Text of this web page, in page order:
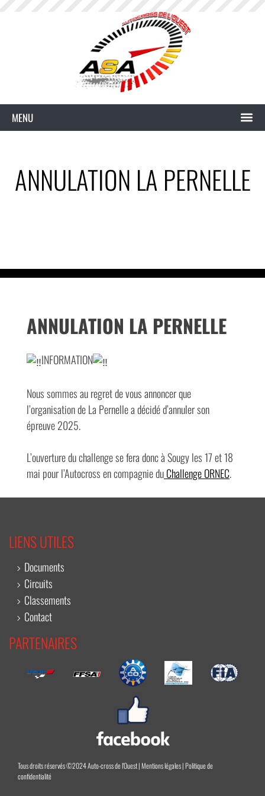
ANNULATION LA PERNELLE
ANNULATION LA PERNELLE
INFORMATION
Nous sommes au regret de vous annoncer que
l’organisation de La Pernelle a décidé d’annuler son
épreuve 2025.
L’ouverture du challenge se fera donc à Sougy les 17 et 18
mai pour l’Autocross en compagnie duChallenge ORNEC.
LIENS UTILES
Documents
Circuits
Classements
Contact
PARTENAIRES
Tous droits réservés ©2024 Auto-cross de l'Ouest |Mentions légales|Politique de
confidentialité